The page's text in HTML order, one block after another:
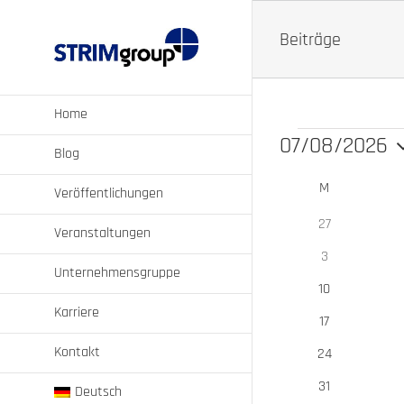
Home
Blog
Veröffentlichungen
Veranstaltungen
Unternehmensgruppe
Karriere
Kontakt
Deutsch
Beiträge
07/08/2026
wählen.
Kalender
M
0
27
0
3
0
10
0
17
0
24
0
31